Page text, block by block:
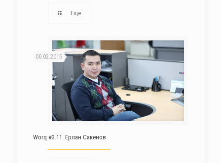
Еще
06.02.2015
Worq #3.11. Ерлан Сакенов